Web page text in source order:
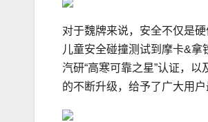
对于魏牌来说，安全不仅是
儿童安全碰撞测试到摩卡&拿
汽研“高寒可靠之星”认证，
的不断升级，给予了广大用户